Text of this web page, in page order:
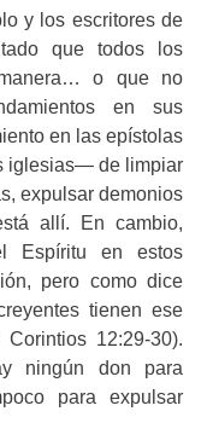
y los escritores de
que todos los
o que no
en sus
en las epístolas
iglesias— de limpiar
expulsar demonios
allí. En cambio,
Espíritu en estos
pero como dice
tienen ese
12:29-30).
ningún don para
para expulsar